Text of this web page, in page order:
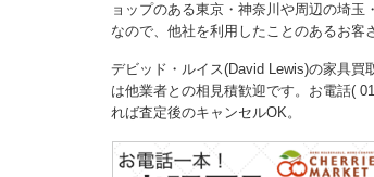
ョップのある東京・神奈川や周辺の埼
なので、他社を利用したことのあるお客
デビッド・ルイス(David Lewis)の家具
は他業者との相見積歓迎です。お電話(
れば査定後のキャンセルOK。